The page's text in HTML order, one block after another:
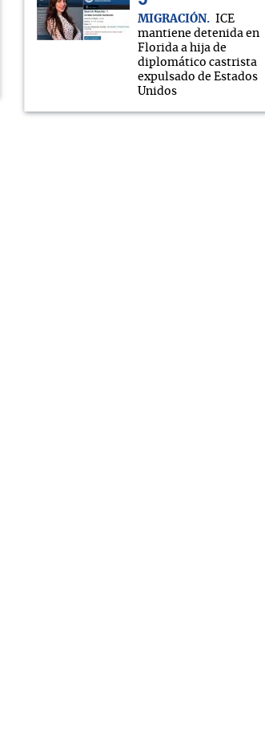
MIGRACIÓN
ICE
mantiene detenida en
Florida a hija de
diplomático castrista
expulsado de Estados
Unidos